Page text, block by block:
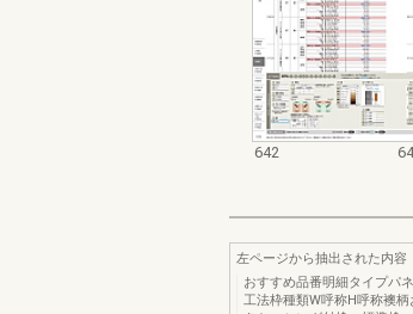
642
左ページから抽出された内容
おすすめ品番明細タイプパ
工法枠種類W呼称H呼称襖